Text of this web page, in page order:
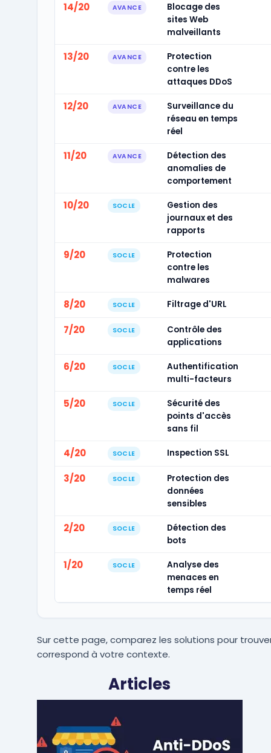
14/20 AVANCE
Blocage des
sites Web
malveillants
13/20 AVANCE
Protection
contre les
attaques DDoS
12/20 AVANCE
Surveillance du
réseau en temps
réel
11/20 AVANCE
Détection des
anomalies de
comportement
10/20 SOCLE
Gestion des
journaux et des
rapports
9/20 SOCLE
Protection
contre les
malwares
8/20 SOCLE Filtrage d'URL
7/20 SOCLE
Contrôle des
applications
6/20 SOCLE
Authentification
multi-facteurs
5/20 SOCLE
Sécurité des
points d'accès
sans fil
4/20 SOCLE Inspection SSL
3/20 SOCLE
Protection des
données
sensibles
2/20 SOCLE
Détection des
bots
1/20 SOCLE
Analyse des
menaces en
temps réel
Sur cette page, comparez les solutions pour
correspond à votre contexte.
Articles